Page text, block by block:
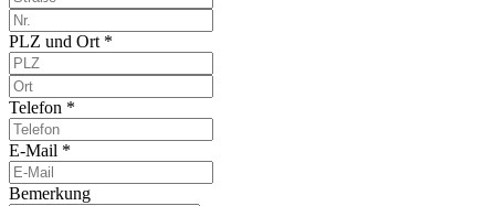
PLZ und Ort *
Telefon *
E-Mail *
Bemerkung